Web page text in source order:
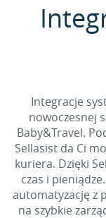
Integracje
nowoczesnej
Baby&Travel.
Sellasist da Ci
kuriera. Dzięki
czas i
automatyzację z
na szybkie